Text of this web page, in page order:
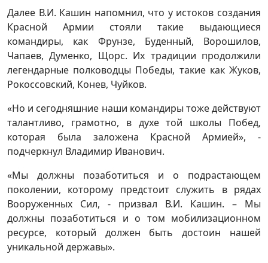
Далее В.И. Кашин напомнил, что у истоков создания
Красной Армии стояли такие выдающиеся
командиры, как Фрунзе, Буденный, Ворошилов,
Чапаев, Думенко, Щорс. Их традиции продолжили
легендарные полководцы Победы, такие как Жуков,
Рокоссовский, Конев, Чуйков.
«Но и сегодняшние наши командиры тоже действуют
талантливо, грамотно, в духе той школы Побед,
которая была заложена Красной Армией», -
подчеркнул Владимир Иванович.
«Мы должны позаботиться и о подрастающем
поколении, которому предстоит служить в рядах
Вооруженных Сил, - призвал В.И. Кашин. – Мы
должны позаботиться и о том мобилизационном
ресурсе, который должен быть достоин нашей
уникальной державы».